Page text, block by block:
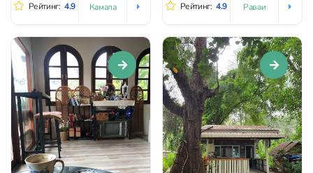
кафе Камалы...
Рейтинг: 4.9 Камала
атмосферой. Внутри кафе
чувствуешь себя как в
гостях у старого друга: тихо,
комфортно, светло.
Заведение похоже на
уединенный оазис среди
азиатской активной...
Рейтинг: 4.9 Раваи